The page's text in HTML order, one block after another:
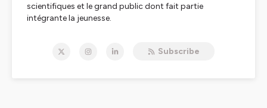
scientifiques et le grand public dont fait partie
intégrante la jeunesse.
des ingénieurs exceptionnel !
Subscribe